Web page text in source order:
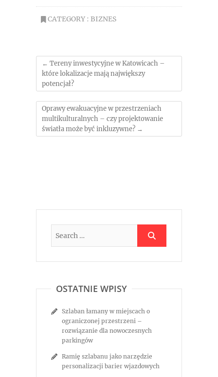
CATEGORY : BIZNES
← Tereny inwestycyjne w Katowicach –
które lokalizacje mają największy
potencjał?
Oprawy ewakuacyjne w przestrzeniach
multikulturalnych – czy projektowanie
światła może być inkluzywne? →
OSTATNIE WPISY
Szlaban łamany w miejscach o
ograniczonej przestrzeni –
rozwiązanie dla nowoczesnych
parkingów
Ramię szlabanu jako narzędzie
personalizacji barier wjazdowych